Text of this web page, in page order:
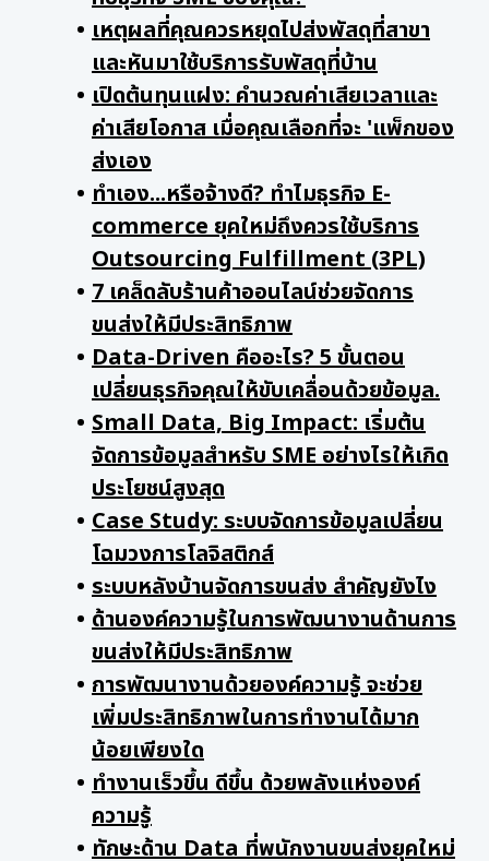
เหตุผลที่คุณควรหยุดไปส่งพัสดุที่สาขา
และหันมาใช้บริการรับพัสดุที่บ้าน
เปิดต้นทุนแฝง: คำนวณค่าเสียเวลาและ
ค่าเสียโอกาส เมื่อคุณเลือกที่จะ 'แพ็กของ
ส่งเอง
ทำเอง...หรือจ้างดี? ทำไมธุรกิจ E-
commerce ยุคใหม่ถึงควรใช้บริการ
Outsourcing Fulfillment (3PL)
7 เคล็ดลับร้านค้าออนไลน์ช่วยจัดการ
ขนส่งให้มีประสิทธิภาพ
Data-Driven คืออะไร? 5 ขั้นตอน
เปลี่ยนธุรกิจคุณให้ขับเคลื่อนด้วยข้อมูล.
Small Data, Big Impact: เริ่มต้น
จัดการข้อมูลสำหรับ SME อย่างไรให้เกิด
ประโยชน์สูงสุด
Case Study: ระบบจัดการข้อมูลเปลี่ยน
โฉมวงการโลจิสติกส์
ระบบหลังบ้านจัดการขนส่ง สำคัญยังไง
ด้านองค์ความรู้ในการพัฒนางานด้านการ
ขนส่งให้มีประสิทธิภาพ
การพัฒนางานด้วยองค์ความรู้ จะช่วย
เพิ่มประสิทธิภาพในการทำงานได้มาก
น้อยเพียงใด
ทำงานเร็วขึ้น ดีขึ้น ด้วยพลังแห่งองค์
ความรู้
ทักษะด้าน Data ที่พนักงานขนส่งยุคใหม่